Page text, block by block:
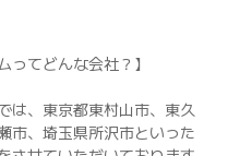
ってどんな会社？】
は、東京都東村山市、東久
市、埼玉県所沢市といった